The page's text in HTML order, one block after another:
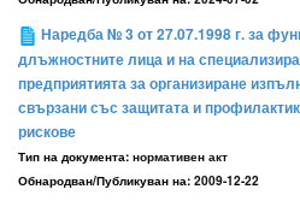
Наредба № 3 от 27.07.1998 г. за
длъжностните лица и на
предприятията за организиране
свързани със защитата и
рискове
Тип на документа: нормативен акт
Обнародван/Публикуван на: 2009-12-22